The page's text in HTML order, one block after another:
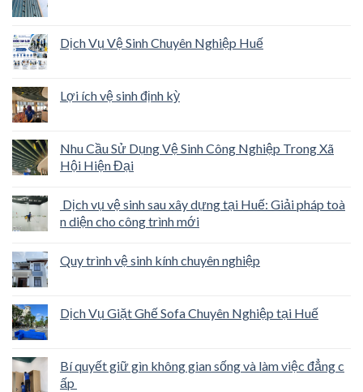
Dịch Vụ Vệ Sinh Chuyên Nghiệp Huế
Lợi ích vệ sinh định kỳ
Nhu Cầu Sử Dụng Vệ Sinh Công Nghiệp Trong Xã
Hội Hiện Đại
Dịch vụ vệ sinh sau xây dựng tại Huế: Giải pháp toà
n diện cho công trình mới
Quy trình vệ sinh kính chuyên nghiệp
Dịch Vụ Giặt Ghế Sofa Chuyên Nghiệp tại Huế
Bí quyết giữ gìn không gian sống và làm việc đẳng c
ấp